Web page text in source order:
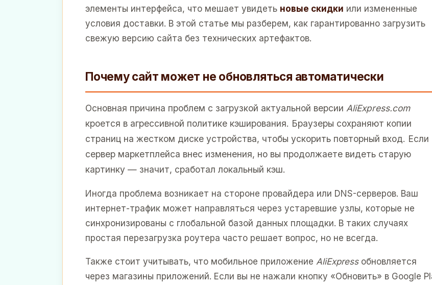
элементы интерфейса, что мешает увидеть новые скидки или измененные
условия доставки. В этой статье мы разберем, как гарантированно загрузить
свежую версию сайта без технических артефактов.
Почему сайт может не обновляться автоматически
Основная причина проблем с загрузкой актуальной версии AliExpress.com
кроется в агрессивной политике кэширования. Браузеры сохраняют копии
страниц на жестком диске устройства, чтобы ускорить повторный вход. Если
сервер маркетплейса внес изменения, но вы продолжаете видеть старую
картинку — значит, сработал локальный кэш.
Иногда проблема возникает на стороне провайдера или DNS-серверов. Ваш
интернет-трафик может направляться через устаревшие узлы, которые не
синхронизированы с глобальной базой данных площадки. В таких случаях
простая перезагрузка роутера часто решает вопрос, но не всегда.
Также стоит учитывать, что мобильное приложение AliExpressобновляется
через магазины приложений. Если вы не нажали кнопку «Обновить» в Google